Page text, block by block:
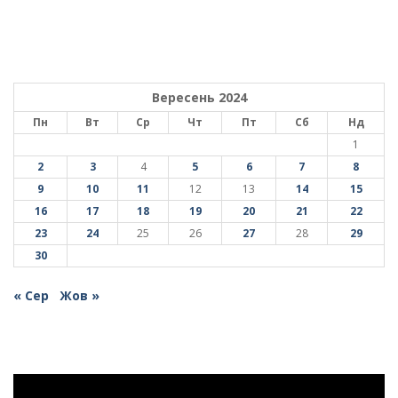
Вересень 2024
Пн Вт Ср Чт Пт Сб
Нд
1
2
3 4 5 6 7
8
9
10 11 12 13 14
15
16
17 18 19 20 21
22
23
24 25 26 27 28
29
30
« Сер Жов »